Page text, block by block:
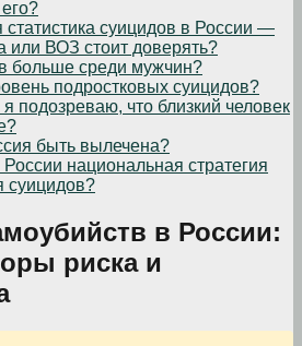
статистика суицидов в России —
или ВОЗ стоит доверять?
больше среди мужчин?
подростковых суицидов?
подозреваю, что близкий человек
быть вылечена?
национальная стратегия
суицидов?
в России:
риска и